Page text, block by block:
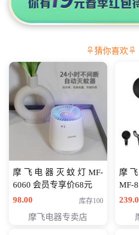
猜你喜欢
摩飞电器灭蚊灯MF-
6060 会员专享价68元
98.00
库存100
摩飞电器专卖店
摩
MF-
元